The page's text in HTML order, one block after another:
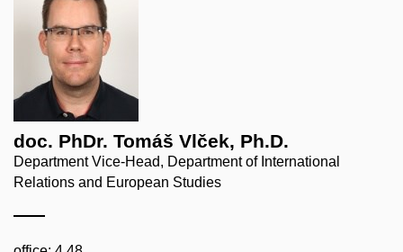
doc. PhDr. Tomáš Vlček, Ph.D.
Department Vice-Head, Department of International
Relations and European Studies